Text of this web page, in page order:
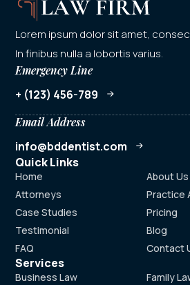
Lorem ipsum dolor sit amet,
In finibus nulla a lobortis varius.
Emergency Line
+ (123) 456-789
Email Address
info@bddentist.com
Quick Links
Home
About Us
Attorneys
Practice
Case Studies
Pricing
Testimonial
Blog
FAQ
Contact
Services
Business Law Family